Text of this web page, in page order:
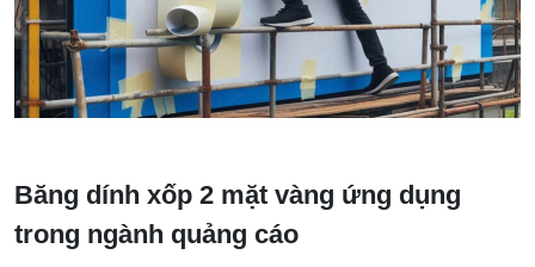
Băng dính xốp 2 mặt vàng ứng dụng
trong ngành quảng cáo